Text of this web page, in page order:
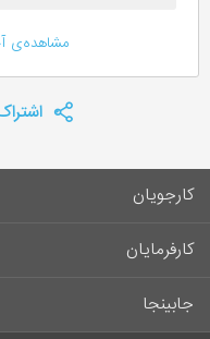
مشاهده‌ی
کارجویان
سوالات متداول کارجویان
لیست مشاغل
کارفرمایان
راهنمای ثبت آگهی استخدام
جابینجا